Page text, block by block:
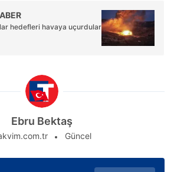
hedefleri havaya uçurdular
Ebru Bektaş
Güncel